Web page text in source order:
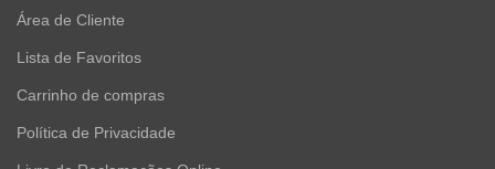
Área de Cliente
Lista de Favoritos
Carrinho de compras
Política de Privacidade